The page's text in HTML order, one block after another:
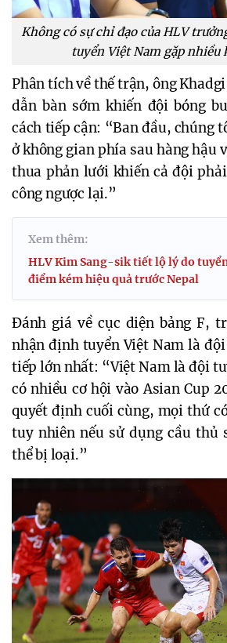
Không có sự chỉ đạo của HLV
tuyển Việt Nam gặp nhiều
Phân tích về thế trận, ông
dẫn bàn sớm khiến đội bóng
cách tiếp cận: “Ban đầu, chúng
ở không gian phía sau hàng hậu
thua phản lưới khiến cả đội
công ngược lại.”
Xem thêm:
HLV Kim Sang-sik tiết lộ lý do
điểm kém hiệu quả trước Nepal
Đánh giá về cục diện bảng F,
nhận định tuyển Việt Nam là
tiếp lớn nhất: “Việt Nam là đội
có nhiều cơ hội vào Asian Cup
quyết định cuối cùng, mọi thứ
tuy nhiên nếu sử dụng cầu thủ
thể bị loại.”